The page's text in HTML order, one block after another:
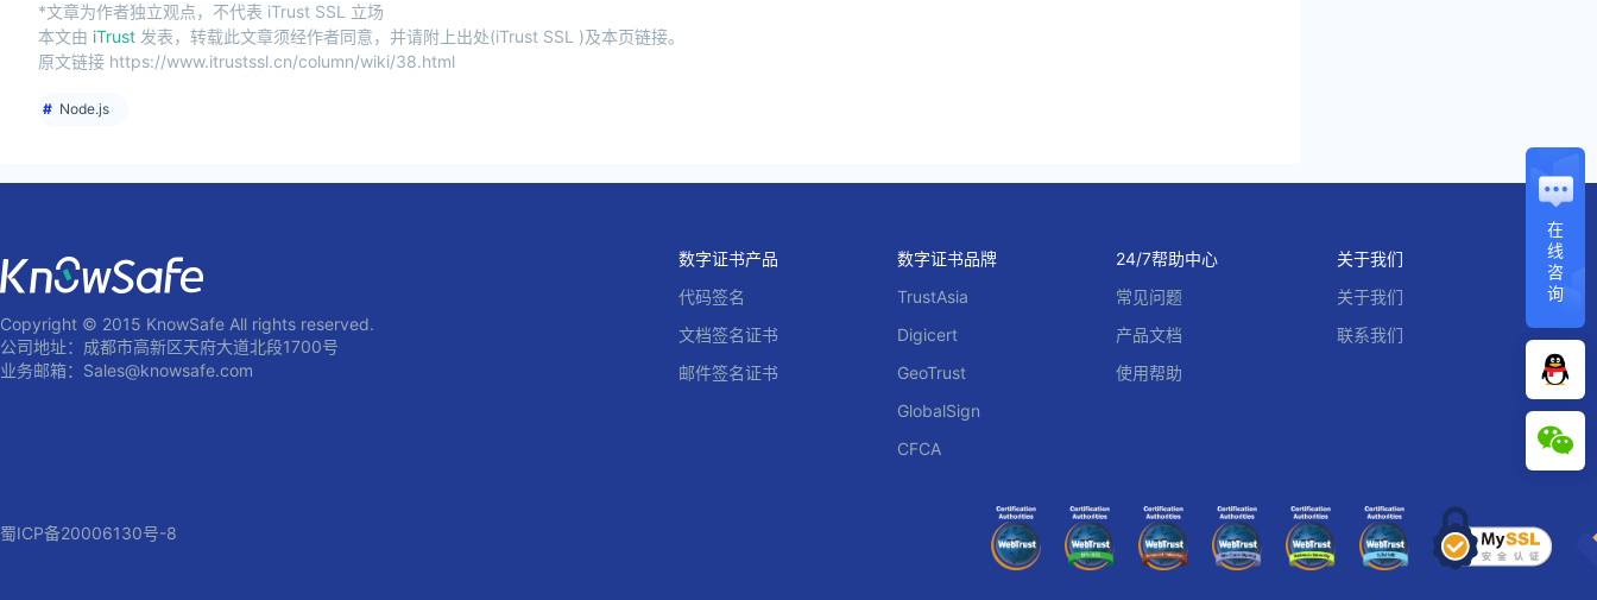
*文章为作者独立观点，不代表 iTrust SSL 立场
本文由 iTrust 发表，转载此文章须经作者同意，并请附上出处(iTrust SSL )及本页链接。
原文链接 https://www.itrustssl.cn/column/wiki/38.html
Node.js
在
线
咨
询
Copyright © 2015 KnowSafe All rights reserved.
公司地址：成都市高新区天府大道北段1700号
业务邮箱：Sales@knowsafe.com
数字证书产品
代码签名
文档签名证书
邮件签名证书
数字证书品牌
TrustAsia
Digicert
GeoTrust
GlobalSign
CFCA
24/7帮助中心
常见问题
产品文档
使用帮助
关于我们
关于我们
联系我们
蜀ICP备20006130号-8